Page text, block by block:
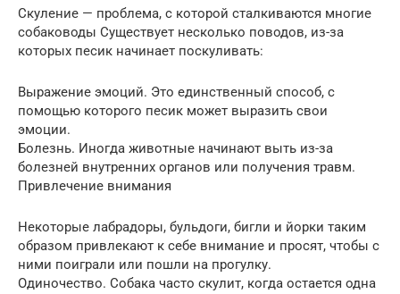
Скуление — проблема, с которой сталкиваются многие
собаководы Существует несколько поводов, из-за
которых песик начинает поскуливать:
Выражение эмоций. Это единственный способ, с
помощью которого песик может выразить свои
эмоции.
Болезнь. Иногда животные начинают выть из-за
болезней внутренних органов или получения травм.
Привлечение внимания
Некоторые лабрадоры, бульдоги, бигли и йорки таким
образом привлекают к себе внимание и просят, чтобы с
ними поиграли или пошли на прогулку.
Одиночество. Собака часто скулит, когда остается одна